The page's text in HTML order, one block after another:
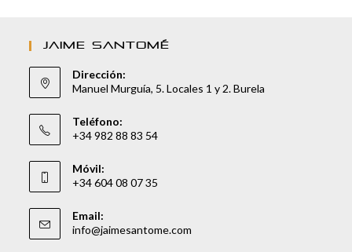
JAIME SANTOMÉ
Dirección:
Manuel Murguía, 5. Locales 1 y 2. Burela
Teléfono:
+34 982 88 83 54
Móvil:
+34 604 08 07 35
Email:
info@jaimesantome.com